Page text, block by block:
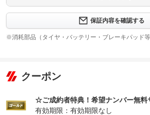
上限金額 限度額無制限
保証修理
-
法定整備
整備付 法定12ヶ月または法定24ヶ
※車検なし・車検整備付の場合は法
保証内容を確認する
※消耗部品（タイヤ・バッテリー・ブレーキパッド等
クーポン
☆ご成約者特典！希望ナンバー無
有効期限：有効期限なし